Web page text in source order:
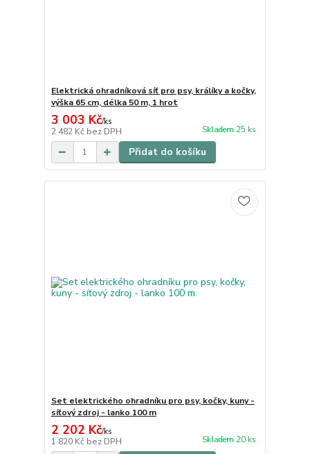
Elektrická ohradníková síť pro psy, králíky a kočky,
výška 65 cm, délka 50 m, 1 hrot
3 003 Kč/ks
2 482 Kč bez DPH Skladem 25 ks
Přidat do košíku
Set elektrického ohradníku pro psy, kočky, kuny -
síťový zdroj - lanko 100 m
2 202 Kč/ks
1 820 Kč bez DPH Skladem 20 ks